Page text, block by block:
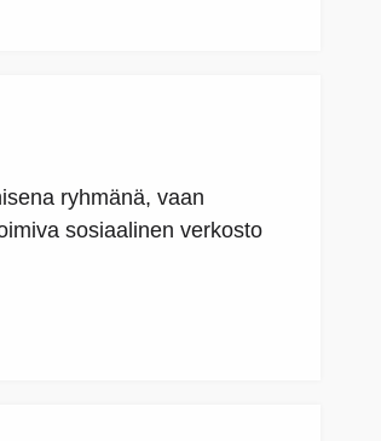
ryhmänä, vaan
sosiaalinen verkosto